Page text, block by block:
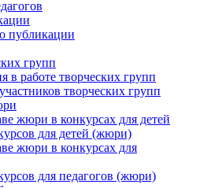
публикации
групп
в работе творческих групп
творческих групп
жюри в конкурсах для детей
для детей (жюри)
жюри в конкурсах для
для педагогов (жюри)